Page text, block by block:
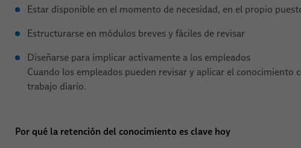
Estar disponible en el momento de necesidad, en el propio
Estructurarse en módulos breves y fáciles de revisar
Diseñarse para implicar activamente a los empleados
Cuando los empleados pueden revisar y aplicar el
trabajo diario.
Por qué la retención del conocimiento es clave hoy